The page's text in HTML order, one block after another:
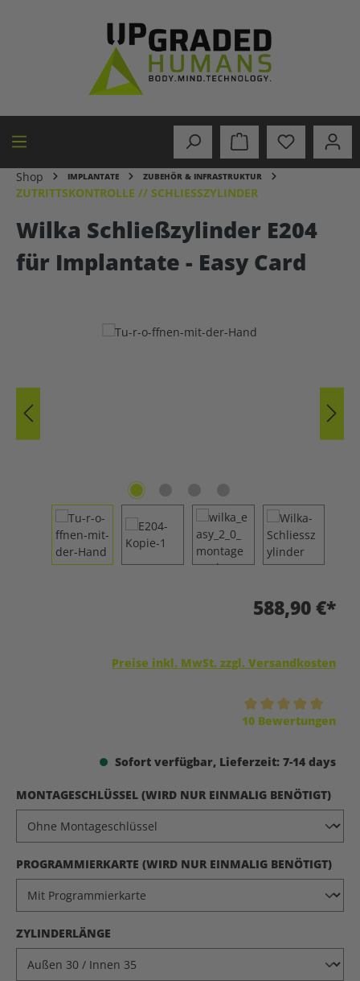
Shop IMPLANTATE ZUBEHÖR & INFRASTRUKTUR
ZUTRITTSKONTROLLE // SCHLIESSZYLINDER
Wilka Schließzylinder E204
für Implantate - Easy Card
Bildergalerie überspringen
588,90 €*
Preise inkl. MwSt. zzgl. Versandkosten
Durchschnittliche Bewertung von 5 von 5 Sternen
10 Bewertungen
Sofort verfügbar, Lieferzeit: 7-14 days
MONTAGESCHLÜSSEL (WIRD NUR EINMALIG BENÖTIGT)
PROGRAMMIERKARTE (WIRD NUR EINMALIG BENÖTIGT)
ZYLINDERLÄNGE